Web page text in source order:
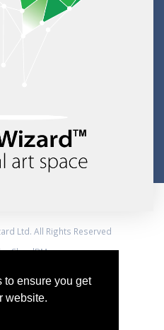
to ensure you get
website.
Ltd. All Rights Reserved
CloudBM